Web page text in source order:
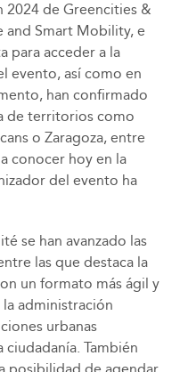
2024 de Greencities &
and Smart Mobility, e
para acceder a la
evento, así como en
han confirmado
de territorios como
o Zaragoza, entre
conocer hoy en la
del evento ha
se han avanzado las
las que destaca la
un formato más ágil y
administración
urbanas
También